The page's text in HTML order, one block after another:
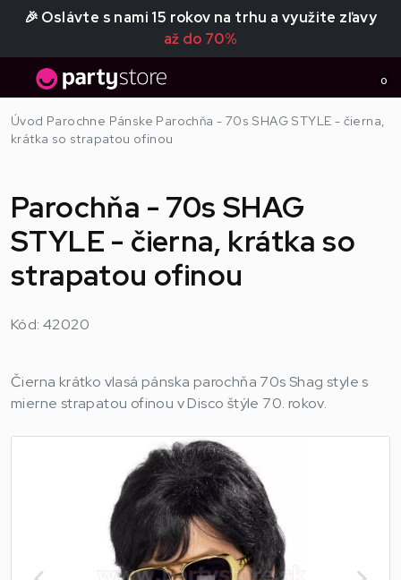
🎉 Oslávte s nami 15 rokov na trhu a využite zľavy
až do 70%
0
Úvod Parochne Pánske Parochňa - 70s SHAG STYLE - čierna,
krátka so strapatou ofinou
Parochňa - 70s SHAG
STYLE - čierna, krátka so
strapatou ofinou
Kód: 42020
Čierna krátko vlasá pánska parochňa 70s Shag style s
mierne strapatou ofinou v Disco štýle 70. rokov.